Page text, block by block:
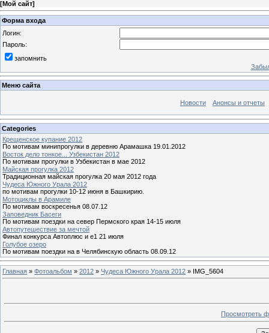
[Мой сайт]
Форма входа
Логин:
Пароль:
запомнить
Меню сайта
Новости Анонсы и отчеты
Categories
Крещенское купание 2012
По мотивам минипрогулки в деревню Арамашка 19.01.2012
Восток дело тонкое... Узбекистан 2012
По мотивам прогулки в Узбекистан в мае 2012
Майская прогулка 2012
Традиционная майская прогулка 20 мая 2012 года
Чудеса Южного Урала 2012
по мотивам прогулки 10-12 июня в Башкирию.
Мотоциклы в Арамиле
По мотивам воскресенья 08.07.12
Заповедник Басеги
По мотивам поездки на север Пермского края 14-15 июля
Автопутешествие за мечтой
Финал конкурса Автоплюс и е1 21 июля
Голубое озеро
По мотивам поездки на в Челябинскую область 08.09.12
Главная » Фотоальбом » 2012 » Чудеса Южного Урала 2012 » IMG_5604
Просмотреть